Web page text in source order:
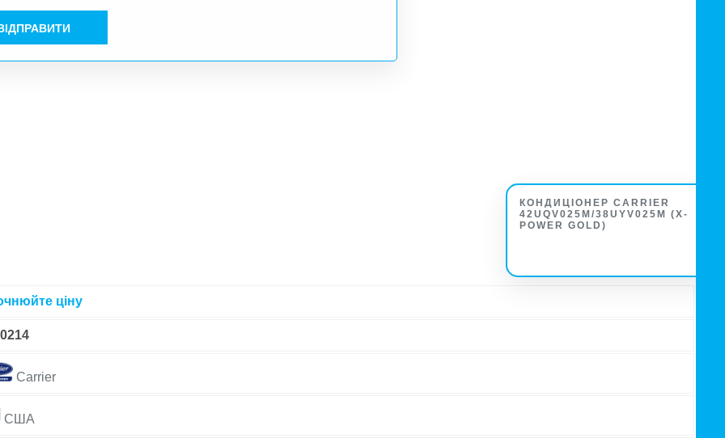
КОНДИЦІОНЕР CARRIER
42UQV025M/38UYV025M (X-
POWER GOLD)
ціну
Carrier
США